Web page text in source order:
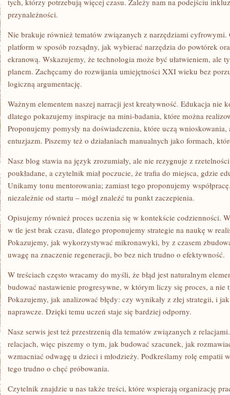
tych, którzy potrzebują więcej czasu. Zależy nam na podejściu
przynależności.
Nie brakuje również tematów związanych z narzędziami
platform w sposób rozsądny, jak wybierać narzędzia do powtórek
ekranową. Wskazujemy, że technologia może być ułatwieniem, ale
planem. Zachęcamy do rozwijania umiejętności XXI wieku bez
logiczną argumentację.
Ważnym elementem naszej narracji jest kreatywność. Edukacja nie
dlatego pokazujemy inspiracje na mini-badania, które można
Proponujemy pomysły na doświadczenia, które uczą
entuzjazm. Piszemy też o działaniach manualnych jako formach,
Nasz blog stawia na język zrozumiały, ale nie rezygnuje z
poukładane, a czytelnik miał poczucie, że trafia do miejsca, gdzie
Unikamy tonu mentorowania; zamiast tego proponujemy
niezależnie od startu – mógł znaleźć tu punkt zaczepienia.
Opisujemy również proces uczenia się w kontekście codzienności.
w tle jest brak czasu, dlatego proponujemy strategie na naukę w
Pokazujemy, jak wykorzystywać mikronawyki, by z czasem
uwagę na znaczenie regeneracji, bo bez nich trudno o efektywność.
W treściach często wracamy do myśli, że błąd jest naturalnym
budować nastawienie progresywne, w którym liczy się proces, a
Pokazujemy, jak analizować błędy: czy wynikały z złej strategii, i
naprawcze. Dzięki temu uczeń staje się bardziej odporny.
Nasz serwis jest też przestrzenią dla tematów związanych z
relacjach, więc piszemy o tym, jak budować szacunek, jak
wzmacniać odwagę u dzieci i młodzieży. Podkreślamy rolę empatii
tego trudno o chęć próbowania.
Czytelnik znajdzie u nas także treści, które wspierają organizację